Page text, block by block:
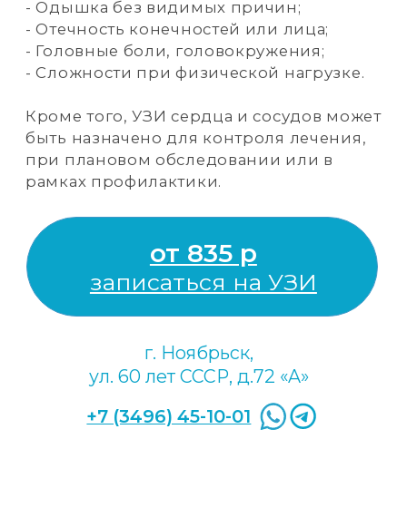
ЭХОКАРДИОГРАФИЯ
травмы грудной клетки, врожденный
порок сердца, одышка, жалобы на
головокружение, слабость, потерю
сознания, боли в области сердца и за
грудиной, нарушения сердечного ритма
(аритмии).
аорты и легочной артерии, размеры
полостей сердца, толщину стенок сердца,
работу и состояние клапанного аппарата
Особой подготовки для
Ультразвуковое исследование сердца и
окружающих его тканей.